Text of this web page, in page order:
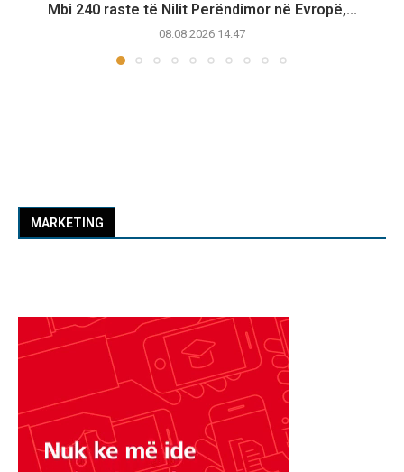
Mbi 240 raste të Nilit Perëndimor në Evropë,...
08.08.2026 14:47
MARKETING